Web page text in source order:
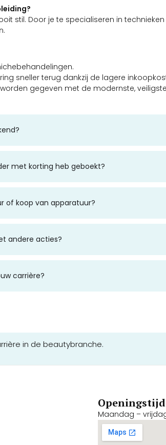
stil. Door je te specialiseren in
sneller terug dankzij de lagere
gegeven met de modernste,
met korting heb geboekt?
of koop van apparatuur?
andere acties?
carrière?
in de beautybranche.
Maandag –